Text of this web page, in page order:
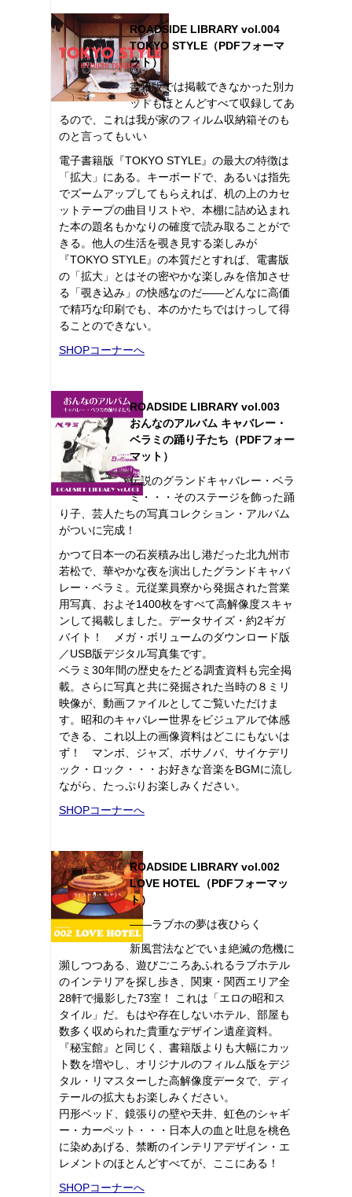
ROADSIDE LIBRARY vol.004
TOKYO STYLE（PDFフォーマ
ット）
書籍版では掲載できなかった別カ
ットもほとんどすべて収録してあ
るので、これは我が家のフィルム収納箱そのも
のと言ってもいい
電子書籍版『TOKYO STYLE』の最大の特徴は
「拡大」にある。キーボードで、あるいは指先
でズームアップしてもらえれば、机の上のカセ
ットテープの曲目リストや、本棚に詰め込まれ
た本の題名もかなりの確度で読み取ることがで
きる。他人の生活を覗き見する楽しみが
『TOKYO STYLE』の本質だとすれば、電書版
の「拡大」とはその密やかな楽しみを倍加させ
る「覗き込み」の快感なのだ――どんなに高価
で精巧な印刷でも、本のかたちではけっして得
ることのできない。
SHOPコーナーへ
ROADSIDE LIBRARY vol.003
おんなのアルバム キャバレー・
ベラミの踊り子たち（PDFフォー
マット）
伝説のグランドキャバレー・ベラ
ミ・・・そのステージを飾った踊
り子、芸人たちの写真コレクション・アルバム
がついに完成！
かつて日本一の石炭積み出し港だった北九州市
若松で、華やかな夜を演出したグランドキャバ
レー・ベラミ。元従業員寮から発掘された営業
用写真、およそ1400枚をすべて高解像度スキャ
ンして掲載しました。データサイズ・約2ギガ
バイト！ メガ・ボリュームのダウンロード版
／USB版デジタル写真集です。
ベラミ30年間の歴史をたどる調査資料も完全掲
載。さらに写真と共に発掘された当時の８ミリ
映像が、動画ファイルとしてご覧いただけま
す。昭和のキャバレー世界をビジュアルで体感
できる、これ以上の画像資料はどこにもないは
ず！ マンボ、ジャズ、ボサノバ、サイケデリ
ック・ロック・・・お好きな音楽をBGMに流し
ながら、たっぷりお楽しみください。
SHOPコーナーへ
ROADSIDE LIBRARY vol.002
LOVE HOTEL（PDFフォーマッ
ト）
――ラブホの夢は夜ひらく
新風営法などでいま絶滅の危機に
瀕しつつある、遊びごころあふれるラブホテル
のインテリアを探し歩き、関東・関西エリア全
28軒で撮影した73室！ これは「エロの昭和ス
タイル」だ。もはや存在しないホテル、部屋も
数多く収められた貴重なデザイン遺産資料。
『秘宝館』と同じく、書籍版よりも大幅にカッ
ト数を増やし、オリジナルのフィルム版をデジ
タル・リマスターした高解像度データで、ディ
テールの拡大もお楽しみください。
円形ベッド、鏡張りの壁や天井、虹色のシャギ
ー・カーペット・・・日本人の血と吐息を桃色
に染めあげる、禁断のインテリアデザイン・エ
レメントのほとんどすべてが、ここにある！
SHOPコーナーへ